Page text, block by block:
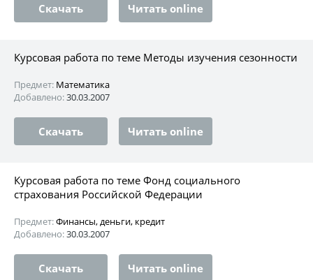
Скачать Читать online
Курсовая работа по теме Методы изучения сезонности
Предмет: Математика
Добавлено:30.03.2007
Скачать Читать online
Курсовая работа по теме Фонд социального
страхования Российской Федерации
Предмет:Финансы, деньги, кредит
Добавлено:30.03.2007
Скачать Читать online